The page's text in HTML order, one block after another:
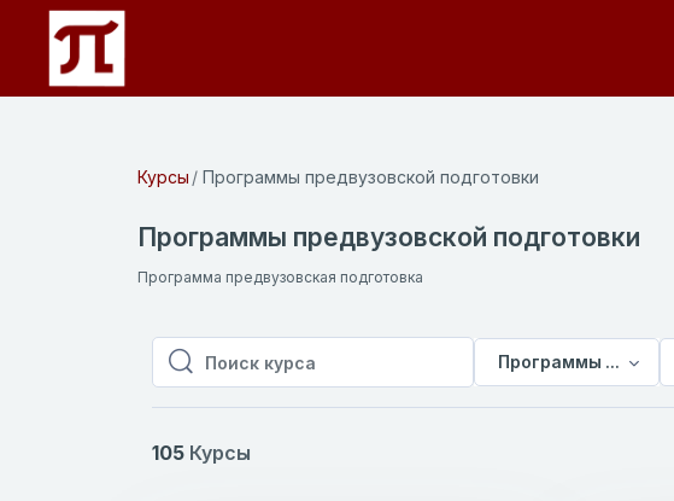
Перейти к основному содержанию
Курсы Программы предвузовской подготовки
Программы предвузовской подготовки
Программа предвузовская подготовка
Поиск курса
Поиск курса
Программы
105 Курсы